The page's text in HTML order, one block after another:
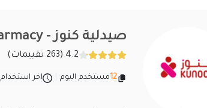
صيدلية كنوز - Kunooz Pharmacy
4.2 (263 تقييمات)
12 مستخدم اليوم اخر استخدام 2 ساعات